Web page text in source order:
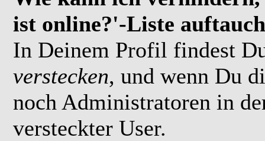
ist online?'-Liste
In Deinem Profil findest
verstecken, und wenn Du
noch Administratoren in
versteckter User.